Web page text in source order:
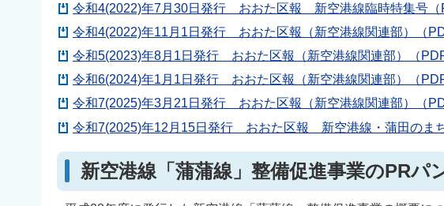
令和4(2022)年7月30日発行 おおた区報 新空港線臨時特集号（
令和4(2022)年11月1日発行 おおた区報（新空港線関連部）（
令和5(2023)年8月1日発行 おおた区報（新空港線関連部）（
令和6(2024)年1月1日発行 おおた区報（新空港線関連部）（
令和7(2025)年3月21日発行 おおた区報（新空港線関連部）（
令和7(2025)年12月15日発行 おおた区報 新空港線・蒲田のま
新空港線「蒲蒲線」整備促進事業のPRパ